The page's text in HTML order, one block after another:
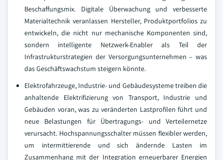
Beschaffungsmix. Digitale Überwachung und verbesserte
Materialtechnik veranlassen Hersteller, Produktportfolios zu
entwickeln, die nicht nur mechanische Komponenten sind,
sondern intelligente Netzwerk-Enabler als Teil der
Infrastrukturstrategien der Versorgungsunternehmen – was
das Geschäftswachstum steigern könnte.
Elektrofahrzeuge, Industrie- und Gebäudesysteme treiben die
anhaltende Elektrifizierung von Transport, Industrie und
Gebäuden voran, was zu veränderten Lastprofilen führt und
neue Belastungen für Übertragungs- und Verteilernetze
verursacht. Hochspannungsschalter müssen flexibler werden,
um intermittierende und sich ändernde Lasten im
Zusammenhang mit der Integration erneuerbarer Energien